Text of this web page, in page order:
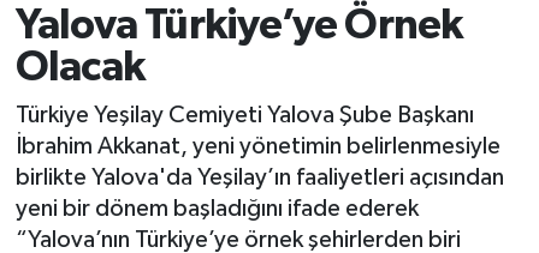
Yalova Türkiye’ye Örnek
Olacak
Türkiye Yeşilay Cemiyeti Yalova Şube Başkanı
İbrahim Akkanat, yeni yönetimin belirlenmesiyle
birlikte Yalova'da Yeşilay’ın faaliyetleri açısından
yeni bir dönem başladığını ifade ederek
“Yalova’nın Türkiye’ye örnek şehirlerden biri
BİLİM VE TEKNOLOJİ
ASAYİŞ
SAĞLIK
SPOR
Tüm Manşetler
Son Dakika Haberleri
Haber Arşivi